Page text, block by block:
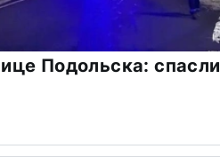
Подольска: спасли